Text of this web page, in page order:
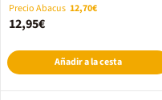
plan or not to plan
Precio Abacus 12,70€
12,95€
Añadir a la cesta